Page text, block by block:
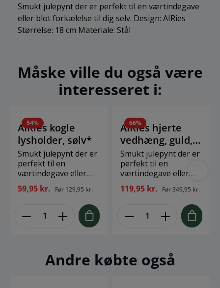
Smukt julepynt der er perfekt til en værtindegave
eller blot forkælelse til dig selv. Design: AIRies
Størrelse: 18 cm Materiale: Stål
Måske ville du også være
interesseret i:
54%
AIRies kogle
lysholder, sølv*
Smukt julepynt der er
perfekt til en
værtindegave eller
blot forkælelse til dig
selv. Design: AIRies
Materiale: Stål
59,95 kr. Før 129,95 kr.
66%
AIRies hjerte
vedhæng, guld,
L*
Smukt julepynt der er
perfekt til en
værtindegave eller
blot forkælelse til dig
selv. Design: AIRies
Størrelse: 10,2 x 11,5
cm Materiale: Zink
119,95 kr. Før349,95 kr.
Andre købte også